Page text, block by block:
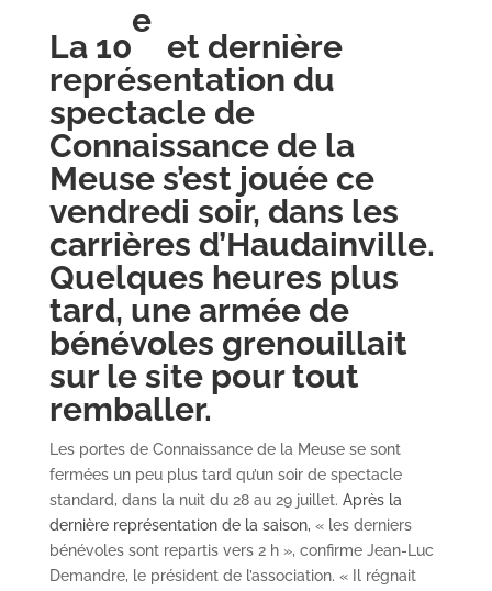
La 10
e
et dernière
représentation du
spectacle de
Connaissance de la
Meuse s’est jouée ce
vendredi soir, dans les
carrières d’Haudainville.
Quelques heures plus
tard, une armée de
bénévoles grenouillait
sur le site pour tout
remballer.
Les portes de Connaissance de la Meuse se sont
fermées un peu plus tard qu’un soir de spectacle
standard, dans la nuit du 28 au 29 juillet. Après la
dernière représentation de la saison, « les derniers
bénévoles sont repartis vers 2 h », confirme Jean-Luc
Demandre, le président de l’association. « Il régnait